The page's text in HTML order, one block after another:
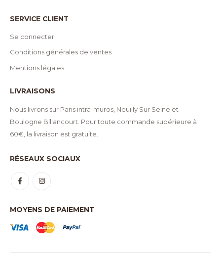
SERVICE CLIENT
Se connecter
Conditions générales de ventes
Mentions légales
LIVRAISONS
Nous livrons sur Paris intra-muros, Neuilly Sur Seine et
Boulogne Billancourt. Pour toute commande supérieure à
60€, la livraison est gratuite.
RÉSEAUX SOCIAUX
MOYENS DE PAIEMENT